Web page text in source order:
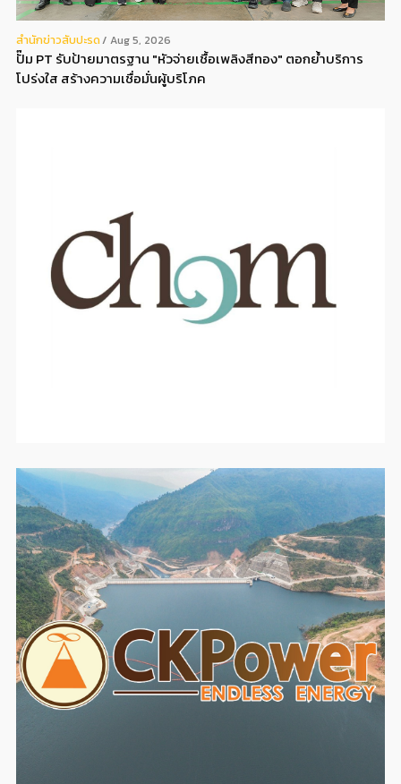
สํานักข่าวสับปะรด Aug 5, 2026
ปั๊ม PT รับป้ายมาตรฐาน "หัวจ่ายเชื้อเพลิงสีทอง" ตอกย้ำบริการ
โปร่งใส สร้างความเชื่อมั่นผู้บริโภค